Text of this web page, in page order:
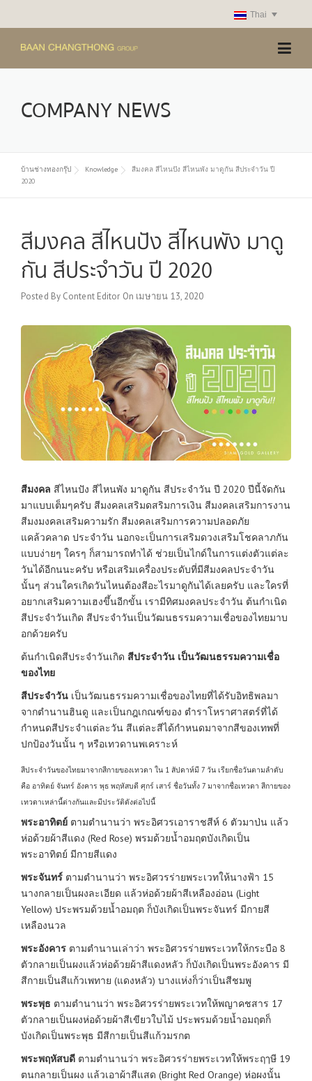
Thai
COMPANY NEWS
บ้านช่างทองกรุ๊ป Knowledge
สีมงคล สีไหนปัง สีไหนพัง มาดูกัน สีประจำวัน ปี
2020
สีมงคล สีไหนปัง สีไหนพัง มาดู
กัน สีประจำวัน ปี 2020
Posted By Content Editor On เมษายน 13, 2020
สีมงคล สีไหนปัง สีไหนพัง มาดูกัน สีประจำวัน ปี 2020 ปีนี้จัดกัน
มาแบบเต็มๆครับ สีมงคลเสริมดสริมการเงิน สีมงคลเสริมการงาน
สีมงมงคลเสริมความรัก สีมงคลเสริมการความปลอดภัย
แคล้วคลาด ประจำวัน นอกจะเป็นการเสริมดวงเสริมโชคลาภกัน
แบบง่ายๆ ใครๆ ก็สามารถทำได้ ช่วยเป็นไกด์ในการแต่งตัวแต่ละ
วันได้อีกนนะครับ หรือเสริมเครื่องประดับที่มีสีมงคลประจำวัน
นั้นๆ ส่วนใครเกิดวันไหนต้องสีอะไรมาดูกันได้เลยครับ และใครที่
อยากเสริมความเฮงขึ้นอีกขั้น เรามีทิศมงคลประจำวัน ต้นกำเนิด
สีประจำวันเกิด สีประจำวันเป็นวัฒนธรรมความเชื่อของไทยมาบ
อกด้วยครับ
ต้นกำเนิดสีประจำวันเกิด สีประจำวัน เป็นวัฒนธรรมความเชื่อ
ของไทย
สีประจำวัน เป็นวัฒนธรรมความเชื่อของไทยที่ได้รับอิทธิพลมา
จากตำนานฮินดู และเป็นกฎเกณฑ์ของ ตำราโหราศาสตร์ที่ได้
กำหนดสีประจำแต่ละวัน สีแต่ละสีได้กำหนดมาจากสีของเทพที่
ปกป้องวันนั้น ๆ หรือเทวดานพเคราะห์
สีประจำวันของไทยมาจากสีกายของเทวดา ใน 1 สัปดาห์มี 7 วัน เรียกชื่อวันตามลำดับ
คือ อาทิตย์ จันทร์ อังคาร พุธ พฤหัสบดี ศุกร์ เสาร์ ชื่อวันทั้ง 7 มาจากชื่อเทวดา สีกายของ
เทวดาเหล่านี้ต่างกันและมีประวัติดังต่อไปนี้
พระอาทิตย์ ตามตำนานว่า พระอิศวรเอาราชสีห์ 6 ตัวมาป่น แล้ว
ห่อด้วยผ้าสีแดง (Red Rose) พรมด้วยน้ำอมฤตบังเกิดเป็น
พระอาทิตย์ มีกายสีแดง
พระจันทร์ ตามตำนานว่า พระอิศวรร่ายพระเวทให้นางฟ้า 15
นางกลายเป็นผงละเอียด แล้วห่อด้วยผ้าสีเหลืองอ่อน (Light
Yellow) ประพรมด้วยน้ำอมฤต ก็บังเกิดเป็นพระจันทร์ มีกายสี
เหลืองนวล
พระอังคาร ตามตำนานเล่าว่า พระอิศวรร่ายพระเวทให้กระบือ 8
ตัวกลายเป็นผงแล้วห่อด้วยผ้าสีแดงหลัว ก็บังเกิดเป็นพระอังคาร มี
สีกายเป็นสีแก้วเพทาย (แดงหลัว) บางแห่งก็ว่าเป็นสีชมพู
พระพุธ ตามตำนานว่า พระอิศวรร่ายพระเวทให้พญาคชสาร 17
ตัวกลายเป็นผงห่อด้วยผ้าสีเขียวใบไม้ ประพรมด้วยน้ำอมฤตก็
บังเกิดเป็นพระพุธ มีสีกายเป็นสีแก้วมรกต
พระพฤหัสบดี ตามตำนานว่า พระอิศวรร่ายพระเวทให้พระฤๅษี 19
ตนกลายเป็นผง แล้วเอาผ้าสีแสด (Bright Red Orange) ห่อผงนั้น